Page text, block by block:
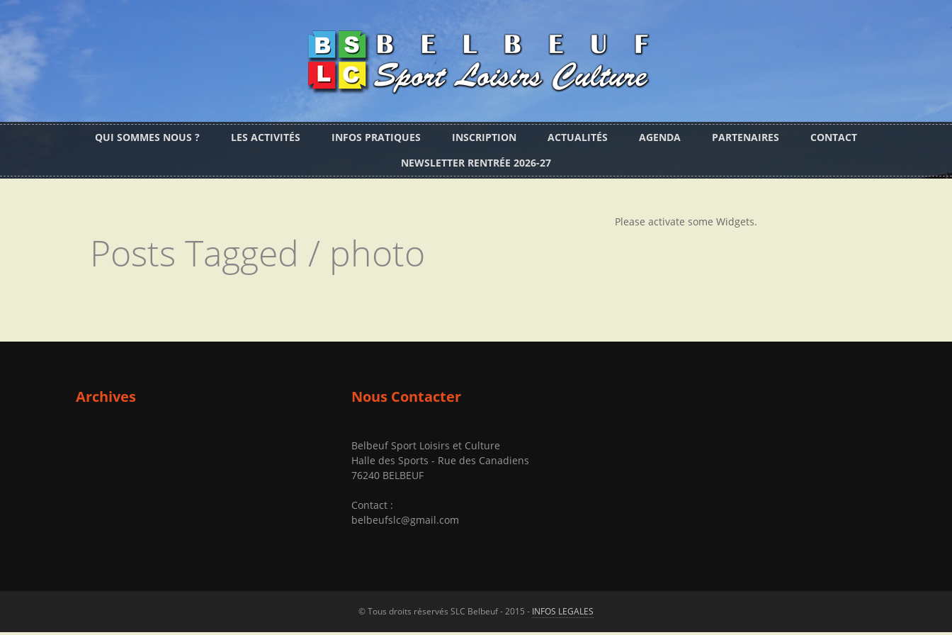
QUI SOMMES NOUS ? LES ACTIVITÉS INFOS PRATIQUES INSCRIPTION ACTUALITÉS AGENDA PARTENAIRES
CONTACT
NEWSLETTER RENTRÉE 2026-27
Posts Tagged / photo
Please activate some Widgets.
Archives Nous Contacter
Belbeuf Sport Loisirs et Culture
Halle des Sports - Rue des Canadiens
76240 BELBEUF
Contact :
belbeufslc@gmail.com
© Tous droits réservés SLC Belbeuf - 2015 - INFOS LEGALES